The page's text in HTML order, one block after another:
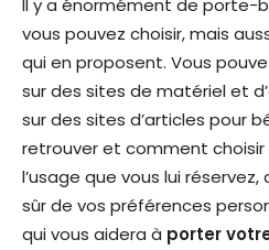
Il y a énormément de porte-
vous pouvez choisir, mais
qui en proposent. Vous
sur des sites de matériel et
sur des sites d’articles pour
retrouver et comment
l’usage que vous lui
sûr de vos préférences
qui vous aidera à porter